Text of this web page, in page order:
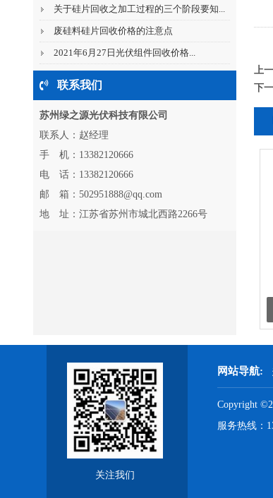
关于硅片回收之加工过程的三个阶段要知...
废硅料硅片回收价格的注意点
2021年6月27日光伏组件回收价格...
联系我们
苏州绿之源光伏科技有限公司
联系人：赵经理
手 机：13382120666
电 话：13382120666
邮 箱：502951888@qq.com
地 址：江苏省苏州市城北西路2266号
上
下
关注我们
网站导航:
Copyright
服务热线：